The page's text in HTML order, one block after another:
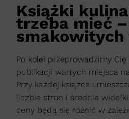
Książki
trzeba mieć –
Po kolei przeprowadzimy
publikacji wartych miejsca
Przy każdej książce
liczbie stron i średnie
ceny będą się różnić w